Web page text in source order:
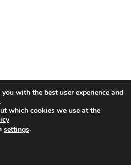
with the best user experience and
which cookies we use at the
settings.